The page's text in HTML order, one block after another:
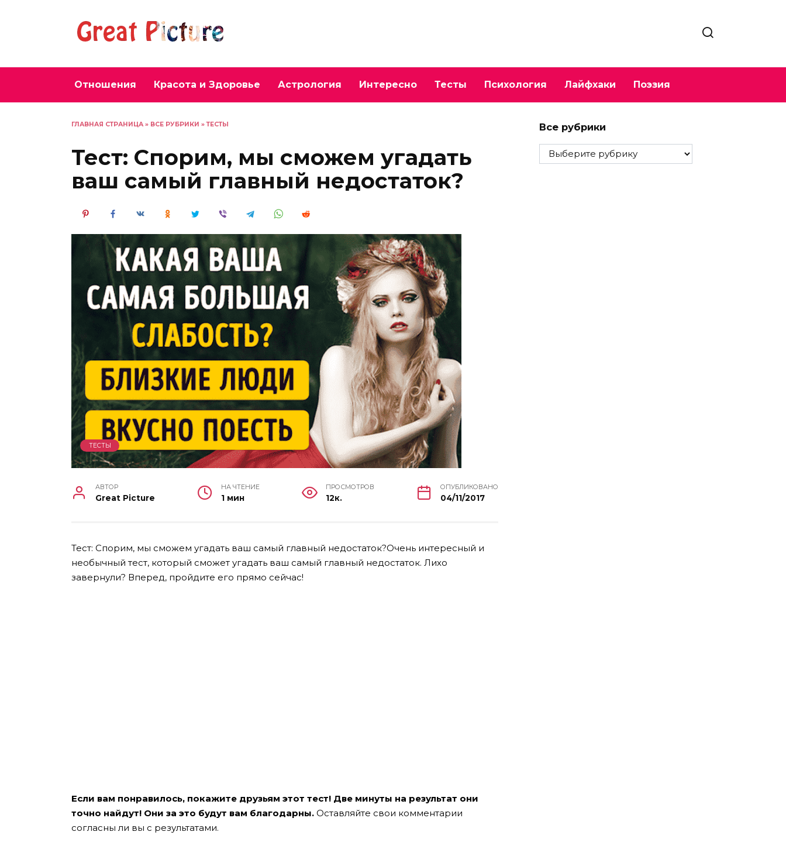
Отношения Красота и Здоровье Астрология Интересно Тесты Психология Лайфхаки Поэзия
ГЛАВНАЯ СТРАНИЦА » ВСЕ РУБРИКИ »ТЕСТЫ
Тест: Спорим, мы сможем угадать
ваш самый главный недостаток?
ТЕСТЫ
АВТОР
Great Picture
НА ЧТЕНИЕ
1 мин
ПРОСМОТРОВ
12к.
ОПУБЛИКОВАНО
04/11/2017
Тест: Спорим, мы сможем угадать ваш самый главный недостаток?Очень интересный и
необычный тест, который сможет угадать ваш самый главный недостаток. Лихо
завернули? Вперед, пройдите его прямо сейчас!
Если вам понравилось, покажите друзьям этот тест! Две минуты на результат они
точно найдут! Они за это будут вам благодарны. Оставляйте свои комментарии
согласны ли вы с результатами.
Все рубрики
Все
рубрики